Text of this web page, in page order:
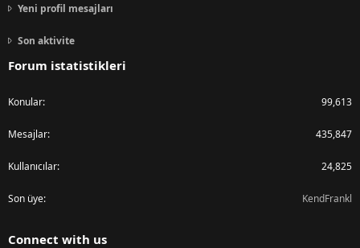
Yeni profil mesajları
Son aktivite
Forum istatistikleri
Konular 99,613
Mesajlar 435,847
Kullanıcılar 24,825
Son üye KendFrankl
Connect with us